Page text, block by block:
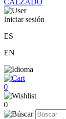
CALZADO
Iniciar sesión
ES
EN
0
0